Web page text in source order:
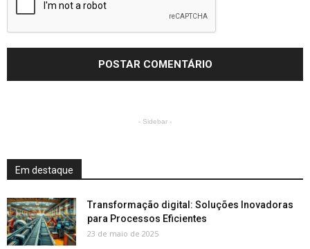
- Sidebar -
Em destaque
Transformação digital: Soluções Inovadoras
para Processos Eficientes
23 de maio de 2025